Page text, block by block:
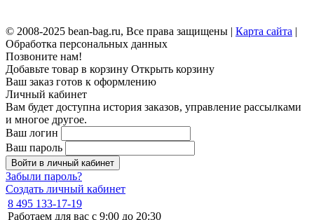
© 2008-2025 bean-bag.ru, Все права защищены | Карта сайта |
Обработка персональных данных
Позвоните нам!
Добавьте товар в корзину Открыть корзину
Ваш заказ готов к оформлению
Личный кабинет
Вам будет доступна история заказов, управление рассылками
и многое другое.
Ваш логин
Ваш пароль
Войти в личный кабинет
Забыли пароль?
Создать личный кабинет
8 495 133-17-19
Работаем для вас с 9:00 до 20:30